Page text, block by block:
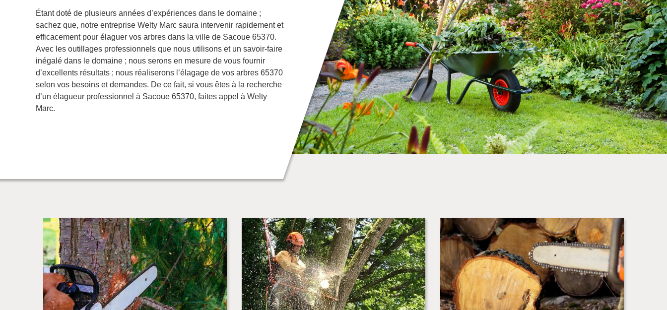
Étant doté de plusieurs années d’expériences dans le domaine ;
sachez que, notre entreprise Welty Marc saura intervenir rapidement et
efficacement pour élaguer vos arbres dans la ville de Sacoue 65370.
Avec les outillages professionnels que nous utilisons et un savoir-faire
inégalé dans le domaine ; nous serons en mesure de vous fournir
d’excellents résultats ; nous réaliserons l’élagage de vos arbres 65370
selon vos besoins et demandes. De ce fait, si vous êtes à la recherche
d’un élagueur professionnel à Sacoue 65370, faites appel à Welty
Marc.